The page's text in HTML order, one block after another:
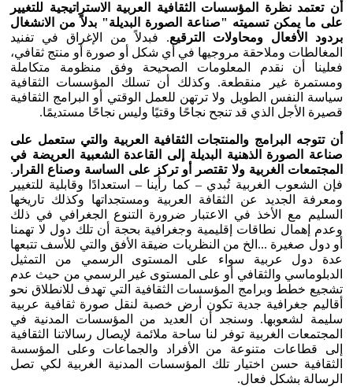
أن تعتمد نظرة المؤسسات الثقافية العربية الاستراتيجية للتغيير
على ما يمكن تسميته "صناعة الصورة البديلة" بدلاً من الانشغال
بردود الأفعال ومحاولات الترقيع. فبدلاً من الإغراق في تفنيد
المغالطات وملاحقة مروجيها في أي شكل أو صورة أو منتج ثقافي،
فعلينا أن نقدم المعلومات الصحيحة وفق منظومة متكاملة
ومستمرة غير منقطعة. وكذلك أن تسلك المؤسسات الثقافية
سياسة النفس الطويل ولا ترتهن للعمل الوقتي أو البرامج الثقافية
قصيرة الأجل الذي قد تنجح نجاحًا وقتيًا وليس نجاحًا مستديمًا.
أن تتوجه البرامج والمنتجات الثقافية العربية والتي ستعمل على
صناعة الصورة الذهنية البديلة إلى القاعدة الشعبية العريضة في
المجتمعات الغربية ولا تقتصر أو تركز على الساسة وصناع القرار .
فإن الشعوب الغربية تُبدي – كما رأينا – استعدادًا وقابلية للتغيير
ومعرفة الجديد عن الثقافة العربية ومستجداتها وكذلك تاريخها
السليم مع الأخذ في الاعتبار ضرورة التنوع الجغرافي في ذلك
وعدم إهمال نطاقات إقليمية وجغرافية بحجة أن تلك دول لا تهمنا
أو دول صغيرة ...الخ من النظريات ضيقة الأفق والتي للأسف تتبعها
عدة دول عربية سواء على المستوى الرسمي من التمثيل
الدبلوماسي والثقافي أو على المستوى غير الرسمي من حيث عدم
تشجيع خطط وبرامج المؤسسات الثقافية التي تهدف للانطلاق نحو
أقاليم جغرافية جدية تكون أرض خصبة لنقل صورة ثقافية عربية
سليمة لشعوبها. وسنجد أن العديد من المؤسسات المدنية في
المجتمعات الغربية توفر لنا ساحة ملائمة لإيصال رسالاتنا الثقافية
إلى قطاعات متنوعة من الأفراد والجماعات وعلى المؤسسة
الثقافية حسن اختيار تلك المؤسسات المدنية الغربية لكي تصل
الرسالة بشكل فعال.